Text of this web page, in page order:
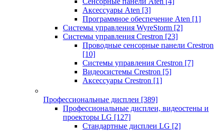
Аксессуары Aten [3]
Программное обеспечение Aten [1]
Системы управления WyreStorm [2]
Системы управления Crestron [23]
Проводные сенсорные панели Crestron
[10]
Системы управления Crestron [7]
Видеосистемы Crestron [5]
Аксессуары Crestron [1]
Профессиональные дисплеи [389]
Профессиональные дисплеи, видеостены и
проекторы LG [127]
Стандартные дисплеи LG [2]